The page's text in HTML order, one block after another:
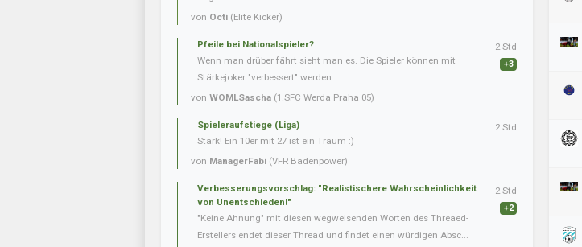
von Octi (Elite Kicker)
Pfeile bei Nationalspieler?
Wenn man drüber fährt sieht man es. Die Spieler können mit
Stärkejoker "verbessert" werden.
von WOMLSascha (1.SFC Werda Praha 05)
2 Std
+3
Spieleraufstiege (Liga)
Stark! Ein 10er mit 27 ist ein Traum :)
von ManagerFabi (VFR Badenpower)
2 Std
Verbesserungsvorschlag: "Realistischere Wahrscheinlichkeit
von Unentschieden!"
"Keine Ahnung" mit diesen wegweisenden Worten des Threaed-
Erstellers endet dieser Thread und findet einen würdigen Absc...
2 Std
+2